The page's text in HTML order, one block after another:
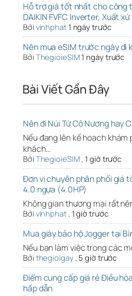
Hỗ trợ giá tốt nhất cho công
DAIKIN FVFC Inverter, Xuất
Bởi vinhphat1 ngày trước
Nên mua eSIM trước ngày đi
Bởi ThegioieSIM1 ngày trước
Bài Viết Gần Đây
Nên đi Núi Tứ Cô Nương hay
Nếu đang lên kế hoạch khám
khách…
Bởi ThegioieSIM,1 giờ trước
Đơn vị chuyên phân phối giá
4.0 ngựa (4.0HP)
Không gian thương mại rất
Bởi vinhphat, 1 giờ trước
Mua giày bảo hộ Jogger tại
Nếu bạn làm việc trong các
Bởi thegioigay, 5 giờ trước
Điểm cung cấp giá rẻ Điều
hấp dẫn